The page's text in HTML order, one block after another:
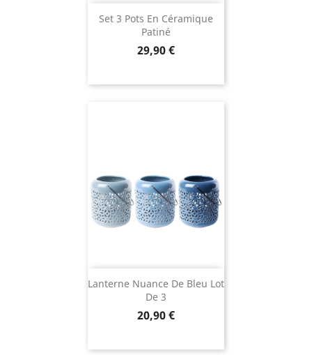
Set 3 Pots En Céramique
Patiné
Prix
29,90 €
Lanterne Nuance De Bleu Lot
De 3
Prix
20,90 €